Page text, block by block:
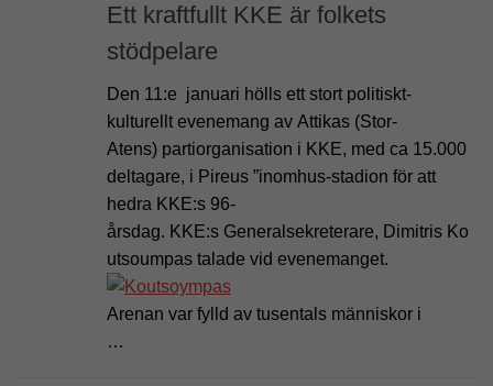
Ett kraftfullt KKE är folkets
stödpelare
Den 11:e januari hölls ett stort politiskt-
kulturellt evenemang av Attikas (Stor-
Atens) partiorganisation i KKE, med ca 15.000
deltagare, i Pireus ”inomhus-stadion för att
hedra KKE:s 96-
årsdag. KKE:s Generalsekreterare, Dimitris Ko
utsoumpas talade vid evenemanget.
Arenan var fylld av tusentals människor i
…